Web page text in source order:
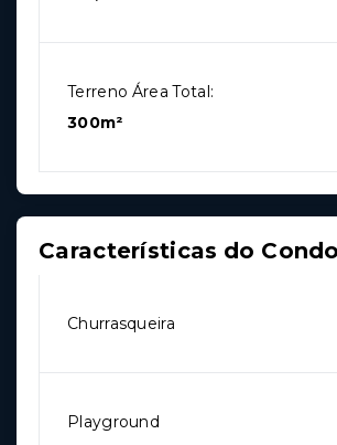
Terreno Área Total:
300m²
Características do
Churrasqueira
Playground